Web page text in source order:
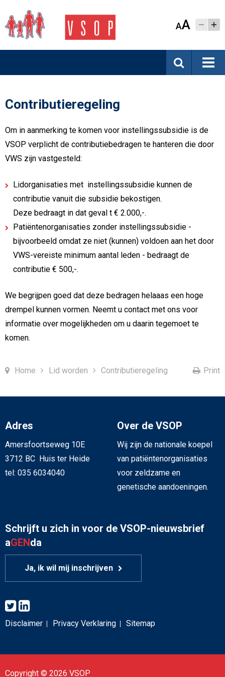
AA
Contributieregeling
Om in aanmerking te komen voor instellingssubsidie is de
VSOP verplicht de contributiebedragen te hanteren die door
VWS zijn vastgesteld:
Lidorganisaties met instellingssubsidie kunnen de
contributie vanuit die subsidie bekostigen.
Deze bedraagt in dat geval t € 2.000,-.
Patiëntenorganisaties zonder instellingssubsidie -
bijvoorbeeld omdat ze niet (kunnen) voldoen aan het door
VWS-vereiste minimum aantal leden - bedraagt de
contributie € 500,-.
We begrijpen goed dat deze bedragen helaaas een hoge
drempel kunnen vormen. Neemt u contact met ons voor
informatie over mogelijkheden om u daarin tegemoet te
komen.
Home Lid worden Contributieregeling Print
Adres
Amersfoortseweg 10E
3712 BC Huis ter Heide
tel: 035 6034040
Over de VSOP
Wij zijn de nationale koepel
van patiëntenorganisaties
voor zeldzame en
genetische aandoeningen.
Schrijft u zich in voor de VSOP-nieuwsbrief
aGENda
Ja, ik wil mij inschrijven
Disclaimer Privacy Verklaring Sitemap
Copyright © 2026 VSOP